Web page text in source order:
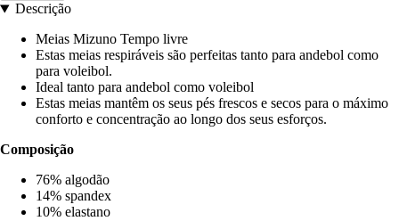
Descrição
Meias Mizuno Tempo livre
Estas meias respiráveis são perfeitas tanto para andebol como
para voleibol.
Ideal tanto para andebol como voleibol
Estas meias mantêm os seus pés frescos e secos para o máximo
conforto e concentração ao longo dos seus esforços.
Composição
76% algodão
14% spandex
10% elastano